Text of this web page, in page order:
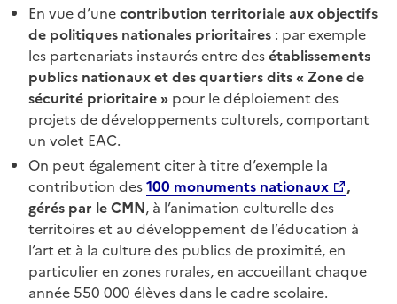
En vue d’unecontribution territoriale aux objectifs
de politiques nationales prioritaires : par exemple
les partenariats instaurés entre desétablissements
publics nationaux et des quartiers dits « Zone de
sécurité prioritaire » pour le déploiement des
projets de développements culturels, comportant
un volet EAC.
On peut également citer à titre d’exemple la
contribution des100 monuments nationaux
,
gérés par le CMN, à l’animation culturelle des
territoires et au développement de l’éducation à
l’art et à la culture des publics de proximité, en
particulier en zones rurales, en accueillant chaque
année 550 000 élèves dans le cadre scolaire.